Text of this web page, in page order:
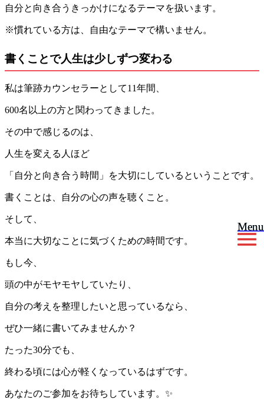
Menu
Menu
自分と向き合うきっかけになるテーマを扱います。
※慣れている方は、自由なテーマで構いません。
書くことで人生は少しずつ変わる
私は筆跡カウンセラーとして11年間、
600名以上の方と関わってきました。
その中で感じるのは、
人生を変える人ほど
「自分と向き合う時間」を大切にしているということです。
書くことは、自分の心の声を聴くこと。
そして、
本当に大切なことに気づくための時間です。
もし今、
頭の中がモヤモヤしていたり、
自分の考えを整理したいと思っているなら、
ぜひ一緒に書いてみませんか？
たった30分でも、
終わる頃には心が軽くなっているはずです。
あなたのご参加をお待ちしています。✨